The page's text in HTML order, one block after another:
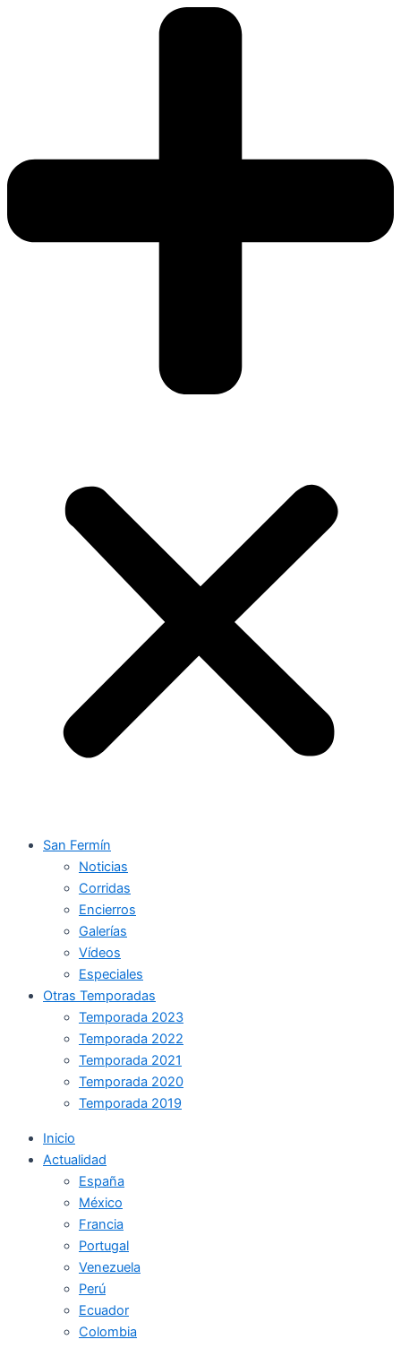
San Fermín
Noticias
Corridas
Encierros
Galerías
Vídeos
Especiales
Otras Temporadas
Temporada 2023
Temporada 2022
Temporada 2021
Temporada 2020
Temporada 2019
Inicio
Actualidad
España
México
Francia
Portugal
Venezuela
Perú
Ecuador
Colombia